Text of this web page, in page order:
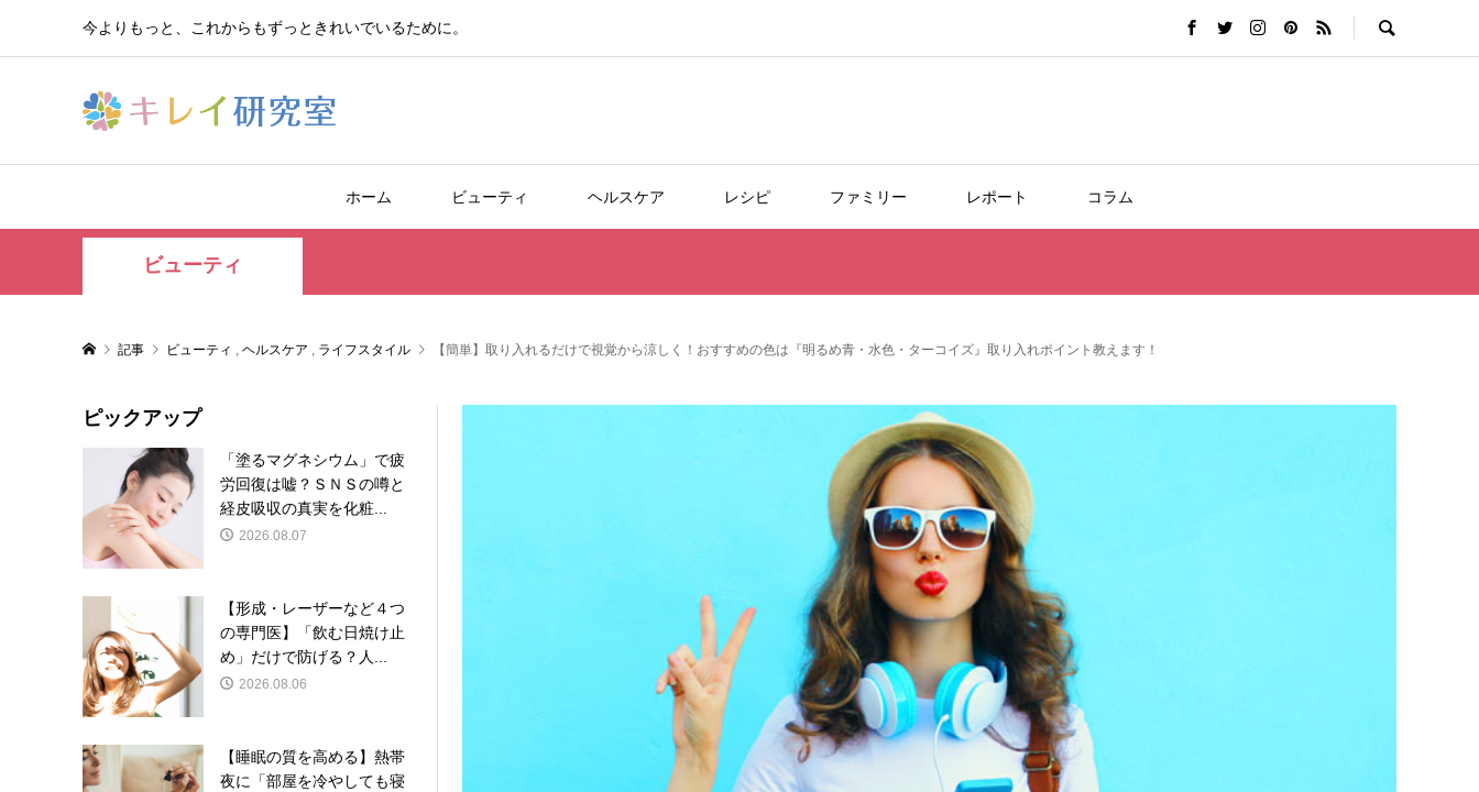
今よりもっと、これからもずっときれいでいるために。
ホーム ビューティ ヘルスケア レシピ ファミリー レポート コラム
ビューティ
記事 ビューティ ヘルスケア ライフスタイル 【簡単】取り入れるだけで視覚から涼しく！おすすめの色は『明るめ青・水色・ターコイズ』取り入れポイント教えます！
ピックアップ
「塗るマグネシウム」で疲
労回復は嘘？ＳＮＳの噂と
経皮吸収の真実を化粧...
2026.08.07
【形成・レーザーなど４つ
の専門医】「飲む日焼け止
め」だけで防げる？人...
2026.08.06
【睡眠の質を高める】熱帯
夜に「部屋を冷やしても寝